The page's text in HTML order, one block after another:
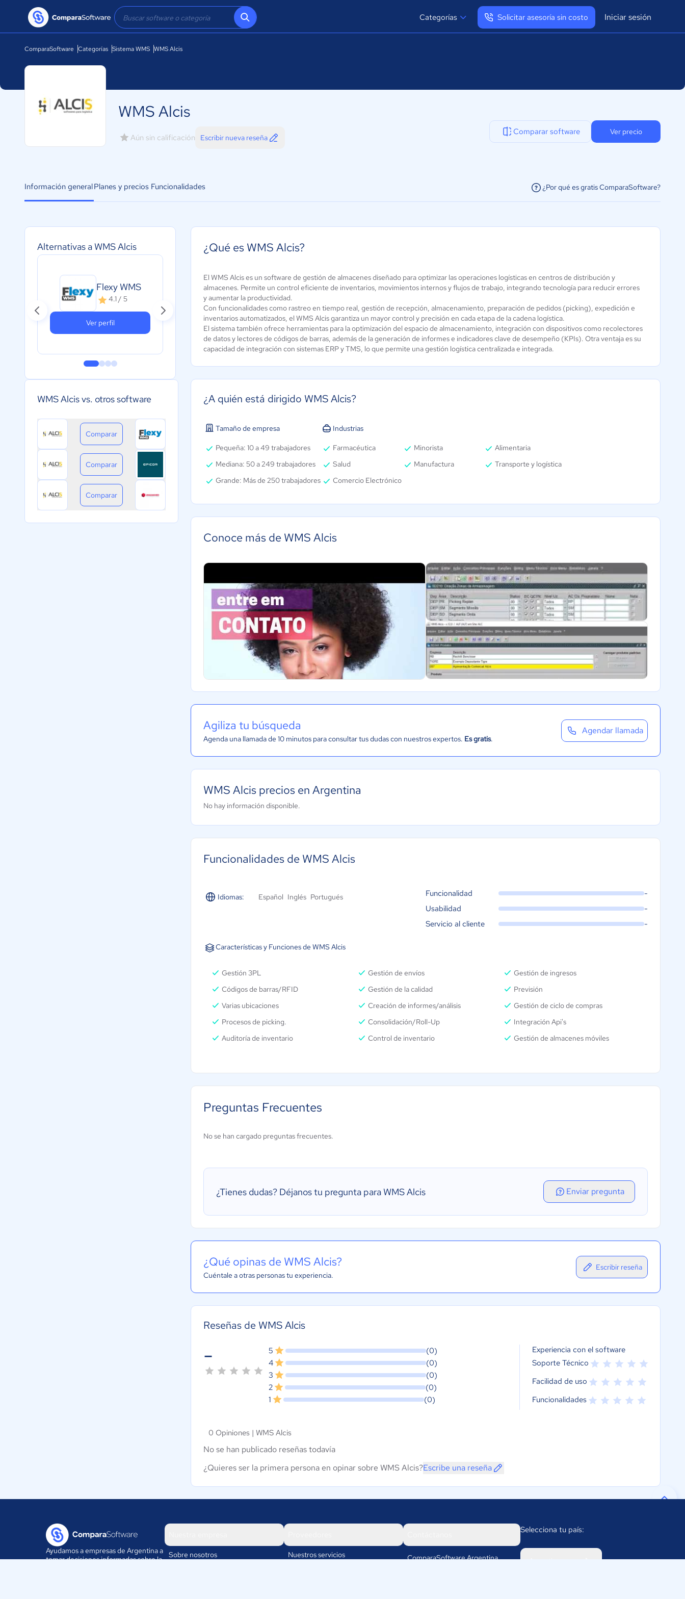
Categorías Solicitar asesoría sin costo Iniciar sesión
ComparaSoftware Categorías Sistema WMS WMS Alcis
WMS Alcis
Aún sin calificación Escribir nueva reseña
Comparar software Ver precio
Información generalPlanes y precios Funcionalidades ¿Por qué es gratis ComparaSoftware?
Alternativas a WMS Alcis
Flexy WMS
4.1 / 5
Ver perfil
Epicor ERP
3.6 / 5
Unleashed
Manhattan
WMS
4.1 / 5
WMS Alcis vs. otros software
Comparar
Comparar
Comparar
¿Qué es WMS Alcis?
El WMS Alcis es un software de gestión de almacenes diseñado para optimizar las operaciones logísticas en centros de distribución y
almacenes. Permite un control eficiente de inventarios, movimientos internos y flujos de trabajo, integrando tecnología para reducir errores
y aumentar la productividad.
Con funcionalidades como rastreo en tiempo real, gestión de recepción, almacenamiento, preparación de pedidos (picking), expedición e
inventarios automatizados, el WMS Alcis garantiza un mayor control y precisión en cada etapa de la cadena logística.
El sistema también ofrece herramientas para la optimización del espacio de almacenamiento, integración con dispositivos como recolectores
de datos y lectores de códigos de barras, además de la generación de informes e indicadores clave de desempeño (KPIs). Otra ventaja es su
capacidad de integración con sistemas ERP y TMS, lo que permite una gestión logística centralizada e integrada.
¿A quién está dirigido WMS Alcis?
Tamaño de empresa
Pequeña: 10 a 49 trabajadores
Mediana: 50 a 249 trabajadores
Grande: Más de 250 trabajadores
Industrias
Farmacéutica Minorista
Alimentaria
Salud
Manufactura
Transporte y logística
Comercio Electrónico
Conoce más de WMS Alcis
Agiliza tu búsqueda
Agenda una llamada de 10 minutos para consultar tus dudas con nuestros expertos. Es gratis.
Agendar llamada
WMS Alcis precios en Argentina
No hay información disponible.
Funcionalidades de WMS Alcis
Idiomas: Español Inglés Portugués Funcionalidad
-
Usabilidad
-
Servicio al cliente
-
Características y Funciones de WMS Alcis
Gestión 3PL Gestión de envíos
Gestión de ingresos
Códigos de barras/RFID
Gestión de la calidad
Previsión
Varias ubicaciones
Creación de informes/análisis
Gestión de ciclo de compras
Procesos de picking.
Consolidación/Roll-Up
Integración Api's
Auditoría de inventario
Control de inventario Gestión de almacenes móviles
Preguntas Frecuentes
No se han cargado preguntas frecuentes.
¿Tienes dudas? Déjanos tu pregunta para WMS Alcis Enviar pregunta
¿Qué opinas de WMS Alcis?
Cuéntale a otras personas tu experiencia.
Escribir reseña
Reseñas de WMS Alcis
- 5
(0)
4
(0)
3
(0)
2
(0)
1
(0)
Experiencia con el software
Soporte Técnico
Facilidad de uso
Funcionalidades
0 Opiniones | WMS Alcis
No se han publicado reseñas todavía
¿Quieres ser la primera persona en opinar sobre WMS Alcis?Escribe una reseña
Ayudamos a empresas de Argentina a
tomar decisiones informadas sobre la
Sobre nosotros
Nuestros servicios
ComparaSoftware Argentina
Selecciona tu país: